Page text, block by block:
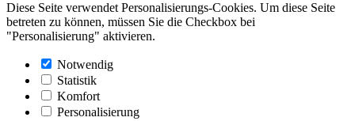
Diese Seite verwendet Personalisierungs-Cookies. Um diese Seite
betreten zu können, müssen Sie die Checkbox bei
"Personalisierung" aktivieren.
Notwendig
Statistik
Komfort
Personalisierung